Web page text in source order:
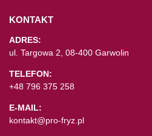
KONTAKT
ADRES:
ul. Targowa 2, 08-400 Garwolin
TELEFON:
+48 796 375 258
E-MAIL:
kontakt@pro-fryz.pl